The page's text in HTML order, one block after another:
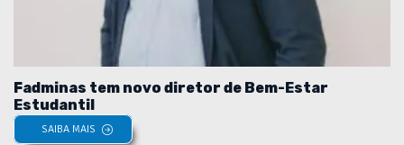
Fadminas tem novo diretor de Bem-Estar
Estudantil
SAIBA MAIS